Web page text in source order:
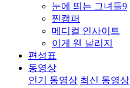
눈에 띄는 그녀들9
찐캠퍼
메디컬 인사이트
이게 웬 날리지
편성표
동영상
인기 동영상 최신 동영상